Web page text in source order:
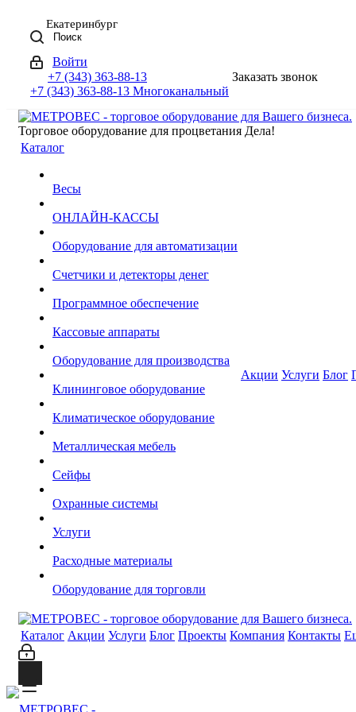
Екатеринбург
Поиск
Войти
+7 (343) 363-88-13
+7 (343) 363-88-13 Многоканальный
Заказать звонок
Торговое оборудование для процветания Дела!
Каталог
Весы
ОНЛАЙН-КАССЫ
Оборудование для автоматизации
Счетчики и детекторы денег
Программное обеспечение
Кассовые аппараты
Оборудование для производства
Клининговое оборудование
Климатическое оборудование
Металлическая мебель
Сейфы
Охранные системы
Услуги
Расходные материалы
Оборудование для торговли
Акции Услуги Блог
Каталог Акции Услуги Блог Проекты Компания Контакты